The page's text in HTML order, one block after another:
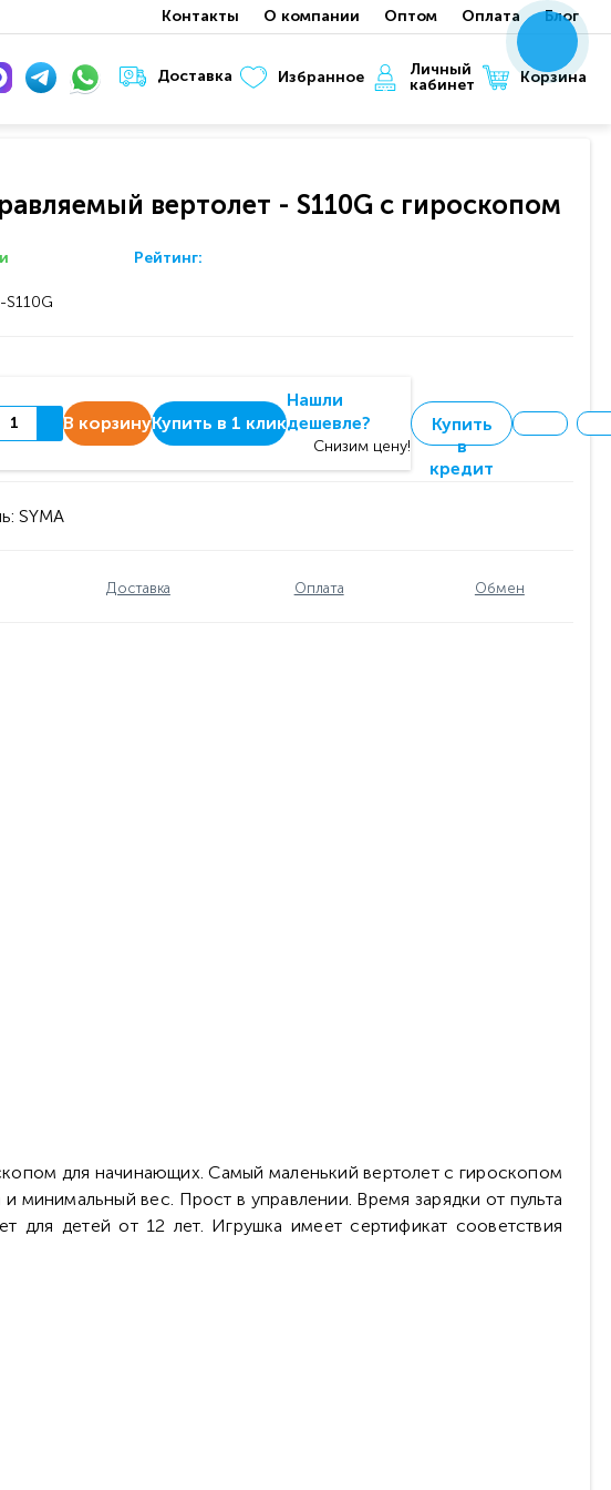
Контакты О компании Оптом Оплата Блог
Доставка Избранное
Личный
кабинет
Корзина
вертолет - S110G с гироскопом
Рейтинг:
S110G
В корзинуКупить в 1 клик
Нашли
дешевле?
Снизим цену!
Купить
в
кредит
SYMA
Доставка Оплата Обмен
для начинающих. Самый маленький вертолет с гироскопом
вес. Прост в управлении. Время зарядки от пульта
для детей от 12 лет. Игрушка имеет сертификат сооветствия
xxx